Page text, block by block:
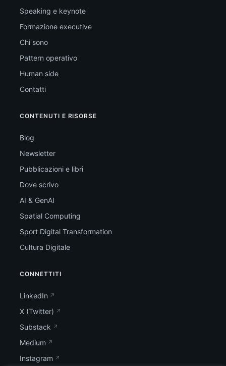
Speaking e keynote
Formazione executive
Chi sono
Pattern operativo
Human side
Contatti
CONTENUTI E RISORSE
Blog
Newsletter
Pubblicazioni e libri
Dove scrivo
AI & GenAI
Spatial Computing
Sport Digital Transformation
Cultura Digitale
CONNETTITI
LinkedIn
X (Twitter)
Substack
Medium
Instagram